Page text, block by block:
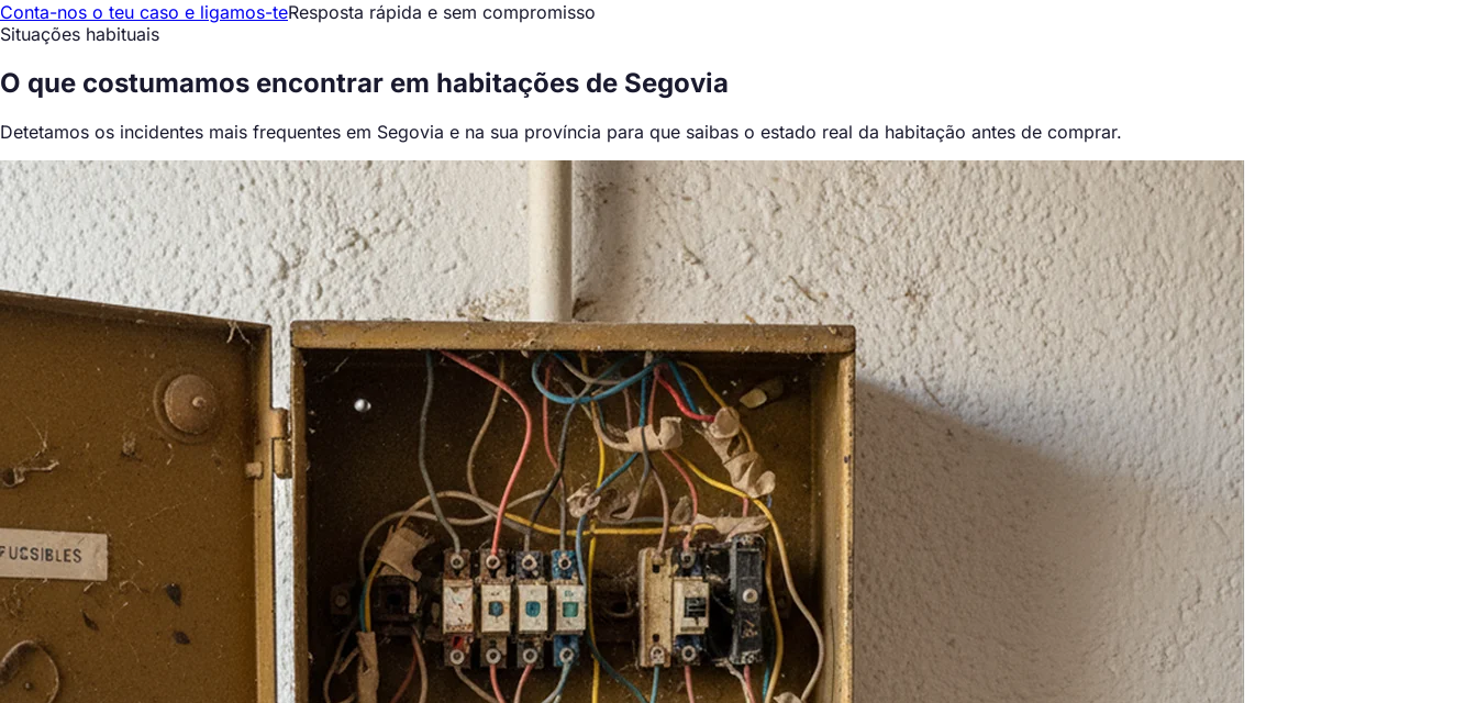
Conta-nos o teu caso e ligamos-teResposta rápida e sem compromisso
Situações habituais
O que costumamos encontrar em habitações de Segovia
Detetamos os incidentes mais frequentes em Segovia e na sua província para que saibas o estado real da habitação antes de comprar.